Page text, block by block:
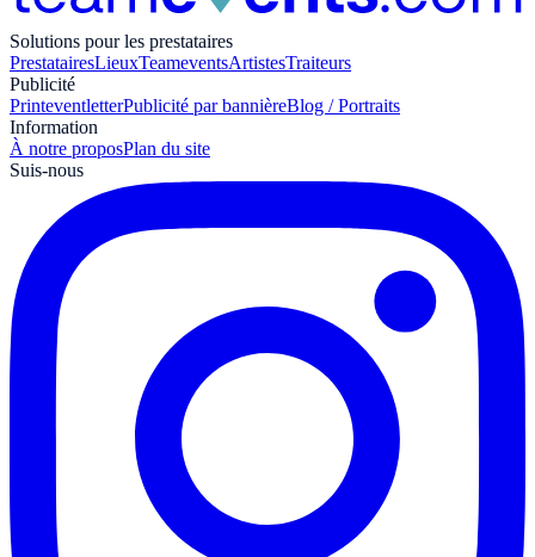
Solutions pour les prestataires
PrestatairesLieuxTeameventsArtistesTraiteurs
Publicité
PrinteventletterPublicité par bannièreBlog / Portraits
Information
À notre proposPlan du site
Suis-nous